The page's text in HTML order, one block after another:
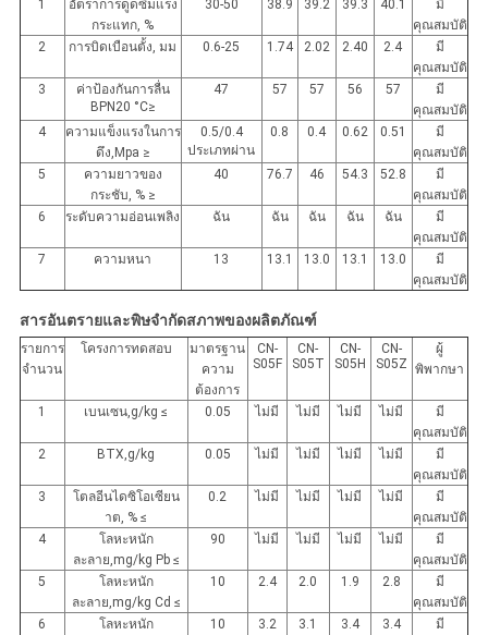
1
อัตราการดูดซึมแรง
กระแทก, %
30-50 38.9 39.2 39.3 40.1
มี
คุณสมบัติ
2
การบิดเบือนตั้ง, มม 0.6-25 1.74 2.02 2.40 2.4
มี
คุณสมบัติ
3
ค่าป้องกันการลื่น
BPN20 °C≥
47 57 57 56 57
มี
คุณสมบัติ
4
ความแข็งแรงในการ
ดึง,Mpa ≥
0.5/0.4
ประเภทผ่าน
0.8 0.4 0.62 0.51
มี
คุณสมบัติ
5
ความยาวของ
กระชับ, % ≥
40 76.7 46 54.3 52.8
มี
คุณสมบัติ
6
ระดับความอ่อนเพลิง ฉัน ฉัน ฉัน ฉัน ฉัน
มี
คุณสมบัติ
7
ความหนา 13 13.1 13.0 13.1 13.0
มี
คุณสมบัติ
สารอันตรายและพิษจํากัดสภาพของผลิตภัณฑ์
รายการ
จํานวน
โครงการทดสอบ
มาตรฐาน
ความ
ต้องการ
CN-
S05F
CN-
S05T
CN-
S05H
CN-
S05Z
ผู้
พิพากษา
1 เบนเซน,g/kg ≤ 0.05 ไม่มี ไม่มี ไม่มี ไม่มี
มี
คุณสมบัติ
2
BTX,g/kg 0.05 ไม่มี ไม่มี ไม่มี ไม่มี
มี
คุณสมบัติ
3
โตลอีนไดซิโอเซียน
าต, % ≤
0.2 ไม่มี ไม่มี ไม่มี ไม่มี
มี
คุณสมบัติ
4
โลหะหนัก
ละลาย,mg/kg Pb ≤
90 ไม่มี ไม่มี ไม่มี ไม่มี
มี
คุณสมบัติ
5
โลหะหนัก
ละลาย,mg/kg Cd ≤
10 2.4 2.0 1.9 2.8
มี
คุณสมบัติ
6
โลหะหนัก
10 3.2 3.1 3.4 3.4
มี